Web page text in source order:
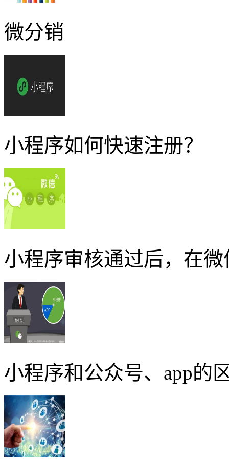
微分销
小程序如何快速注册？
小程序审核通过后，在
小程序和公众号、app的